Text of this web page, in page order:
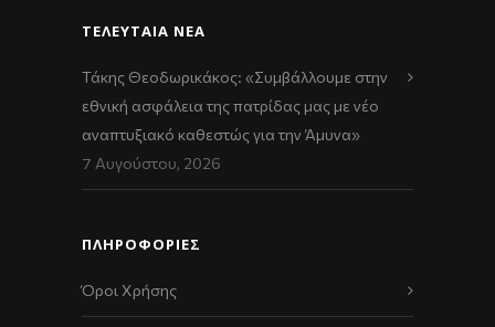
ΤΕΛΕΥΤΑΊΑ ΝΈΑ
Τάκης Θεοδωρικάκος: «Συμβάλλουμε στην
εθνική ασφάλεια της πατρίδας μας με νέο
αναπτυξιακό καθεστώς για την Άμυνα»
7 Αυγούστου, 2026
ΠΛΗΡΟΦΟΡΙΕΣ
Όροι Χρήσης